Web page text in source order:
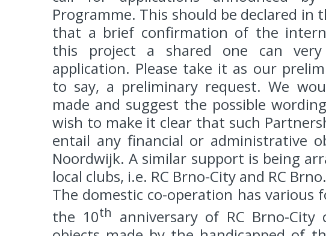
Programme. This should be declared in
that a brief confirmation of the
this project a shared one can very
application. Please take it as our
to say, a preliminary request. We
made and suggest the possible
wish to make it clear that such
entail any financial or administrative
Noordwijk. A similar support is being
local clubs, i.e. RC Brno-City and RC Brno.
The domestic co-operation has various
the 10th anniversary of RC Brno-